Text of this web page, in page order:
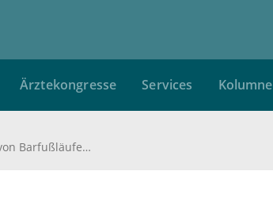
Ärztekongresse Services Kolumne
Forscher vergleichen Fußsensorik von Barfußläufern und Schuhträgern